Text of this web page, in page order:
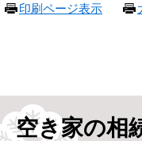
印刷ページ表示
空き家の相